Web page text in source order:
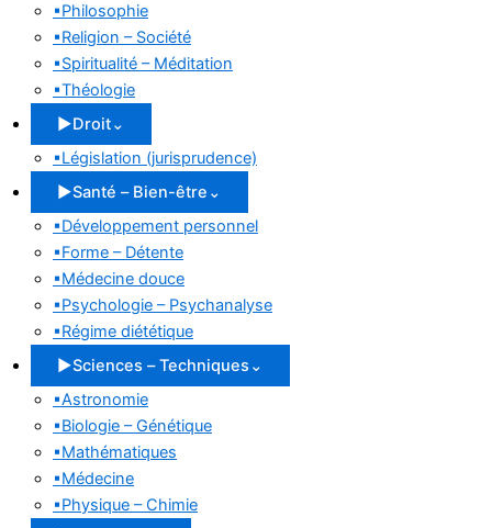
▪Philosophie
▪Religion – Société
▪Spiritualité – Méditation
▪Théologie
▶Droit⌄
▪Législation (jurisprudence)
▶Santé – Bien-être ⌄
▪Développement personnel
▪Forme – Détente
▪Médecine douce
▪Psychologie – Psychanalyse
▪Régime diététique
▶Sciences – Techniques ⌄
▪Astronomie
▪Biologie – Génétique
▪Mathématiques
▪Médecine
▪Physique – Chimie